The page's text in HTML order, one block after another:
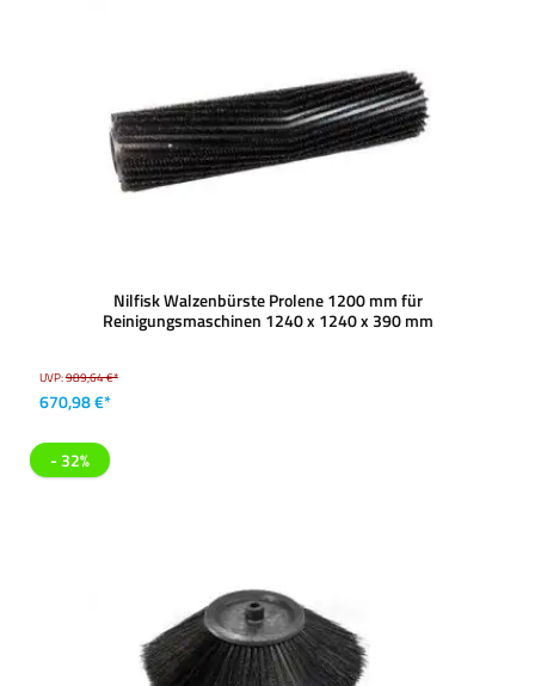
Nilfisk Walzenbürste Prolene 1200 mm für
Reinigungsmaschinen 1240 x 1240 x 390 mm
UVP:989,64 €*
670,98 €*
- 32%